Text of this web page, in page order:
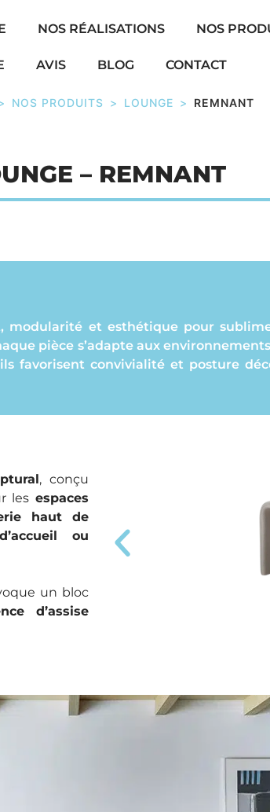
NOS RÉALISATIONS NOS
AVIS BLOG CONTACT
NOS PRODUITS > LOUNGE > REMNANT
– REMNANT
et esthétique pour
pièce s’adapte aux
favorisent convivialité et posture
, conçu
les espaces
haut de
ou
un bloc
d’assise